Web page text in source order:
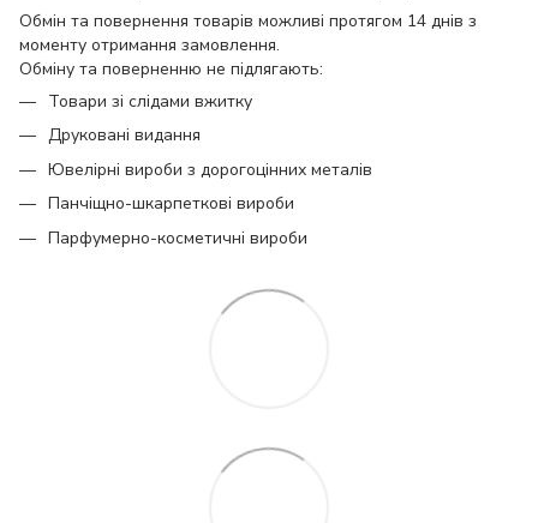
Обмін та повернення товарів можливі протягом 14 днів з
моменту отримання замовлення.
Обміну та поверненню не підлягають:
Товари зі слідами вжитку
Друковані видання
Ювелірні вироби з дорогоцінних металів
Панчіщно-шкарпеткові вироби
Парфумерно-косметичні вироби